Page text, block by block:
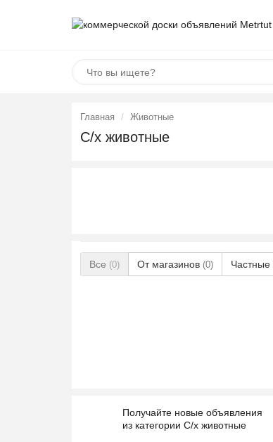
Главная Животные
С/х животные
Все (0) От магазинов (0) Частные
Получайте новые объявления
из категории С/х животные